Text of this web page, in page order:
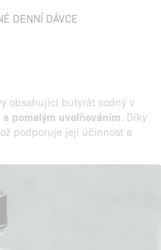
DENNÍ DÁVCE
obsahující butyrát sodný v
pomalým uvolňováním . Díky
podporuje její účinnost a